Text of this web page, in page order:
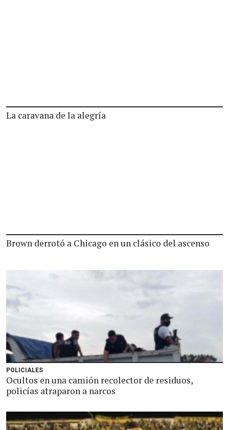
La caravana de la alegría
Brown derrotó a Chicago en un clásico del ascenso
POLICIALES
Ocultos en una camión recolector de residuos,
policías atraparon a narcos